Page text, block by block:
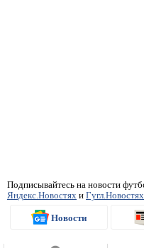
Подписывайтесь на новости
Яндекс.Новостях и Гугл.Новостях
Новости